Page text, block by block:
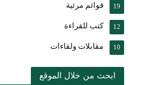
قوائم مرئية 19
كتب للقراءة 12
مقابلات ولقاءات 10
ابحث من خلال الموقع